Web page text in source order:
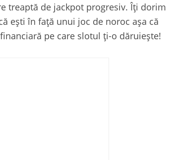
treaptă de jackpot progresiv. Îți dorim
ești în față unui joc de noroc așa că
pe care slotul ți-o dăruiește!